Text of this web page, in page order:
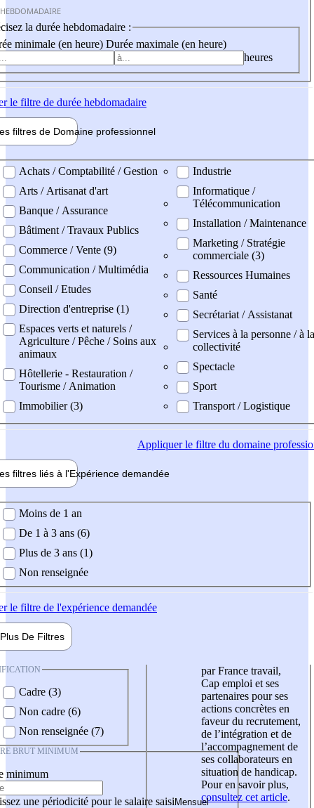
la durée hebdomadaire :
minimale (en heure) Durée maximale (en heure)
heures
le filtre de durée hebdomadaire
filtres de Domaine professionnel
professionel
Achats / Comptabilité / Gestion
Arts / Artisanat d'art
Banque / Assurance
Bâtiment / Travaux Publics
Commerce / Vente (9)
Communication / Multimédia
Conseil / Etudes
Direction d'entreprise (1)
Espaces verts et naturels /
Agriculture / Pêche / Soins aux
animaux
Hôtellerie - Restauration /
Tourisme / Animation
Immobilier (3)
Industrie
Informatique /
Télécommunication
Installation / Maintenance
Marketing / Stratégie
commerciale (3)
Ressources Humaines
Santé
Secrétariat / Assistanat
Services à la personne / à la
collectivité
Spectacle
Sport
Transport / Logistique
Appliquerle filtre du domaine
filtres liés à l'Expérience demandée
demandée
Moins de 1 an
De 1 à 3 ans (6)
Plus de 3 ans (1)
Non renseignée
le filtre de l'expérience demandée
Plus De Filtres
Cadre (3)
Non cadre (6)
Non renseignée (7)
BRUT MINIMUM
minimum
une périodicité pour le salaire saisi
par France travail,
Cap emploi et ses
partenaires pour ses
actions concrètes en
faveur du recrutement,
de l’intégration et de
l’accompagnement de
ses collaborateurs en
situation de handicap.
Pour en savoir plus,
consultez cet article.